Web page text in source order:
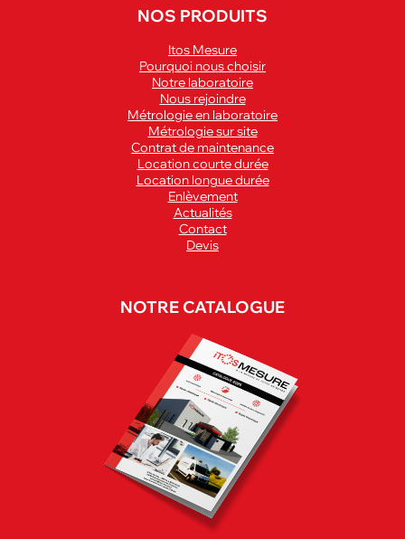
NOS PRODUITS
Itos Mesure
Pourquoi nous choisir
Notre laboratoire
Nous rejoindre
Métrologie en laboratoire
Métrologie sur site
Contrat de maintenance
Location courte durée
Location longue durée
Enlèvement
Actualités
Contact
Devis
NOTRE CATALOGUE